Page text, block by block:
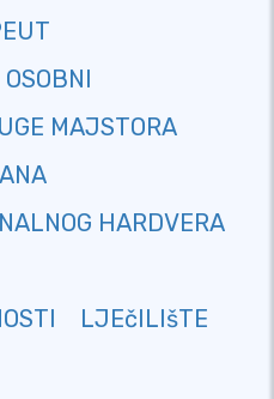
OSOBNI
MAJSTORA
HARDVERA
LJEčILIšTE